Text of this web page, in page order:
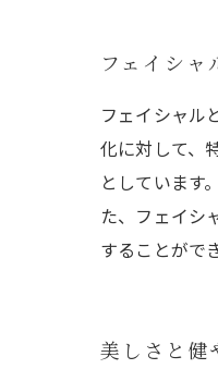
フェイシャ
フェイシャル
化に対して、
としています
た、フェイシ
することがで
美しさと健